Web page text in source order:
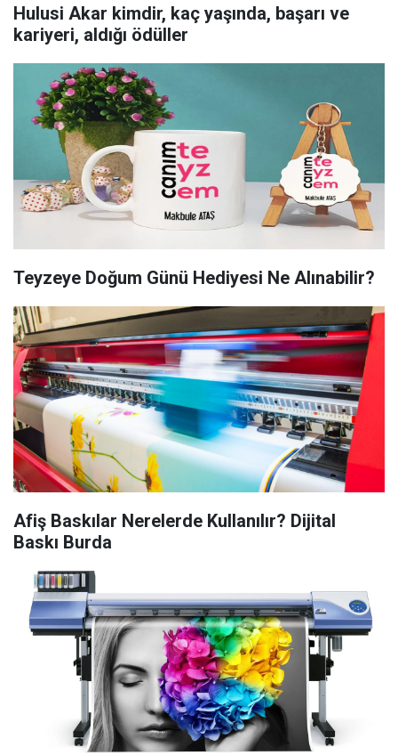
Hulusi Akar kimdir, kaç yaşında, başarı ve
kariyeri, aldığı ödüller
Teyzeye Doğum Günü Hediyesi Ne Alınabilir?
Afiş Baskılar Nerelerde Kullanılır? Dijital
Baskı Burda